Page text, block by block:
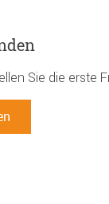
Sie die erste